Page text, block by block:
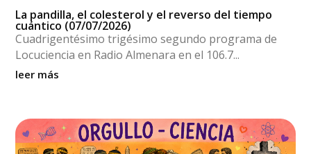
La pandilla, el colesterol y el reverso del tiempo
cuántico (07/07/2026)
Cuadrigentésimo trigésimo segundo programa de
Locuciencia en Radio Almenara en el 106.7...
leer más